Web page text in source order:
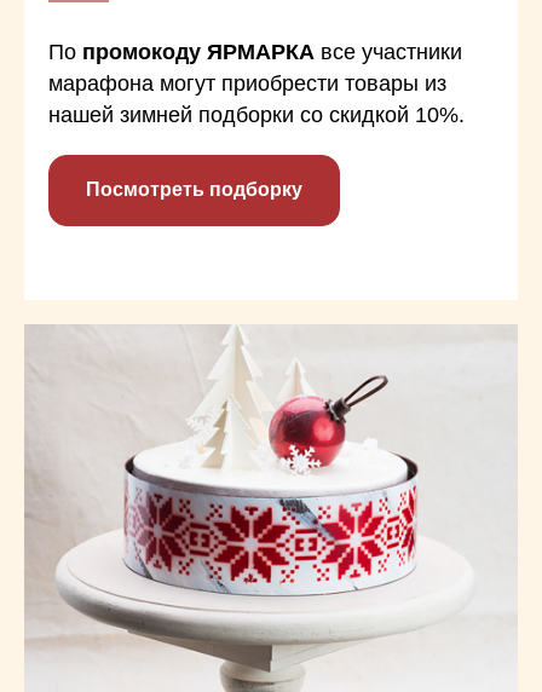
По промокоду ЯРМАРКА все участники
марафона могут приобрести товары из
нашей зимней подборки со скидкой 10%.
Посмотреть подборку